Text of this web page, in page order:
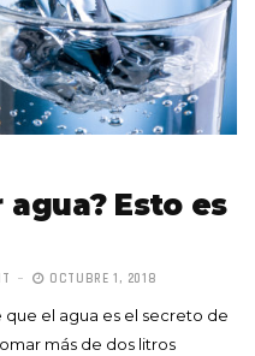
Esto es
OCTUBRE 1, 2018
el agua es el secreto de
más de dos litros